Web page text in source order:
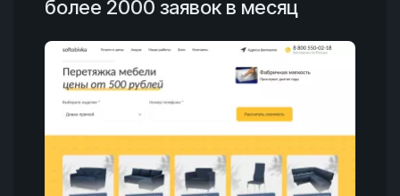
более 2000 заявок в месяц